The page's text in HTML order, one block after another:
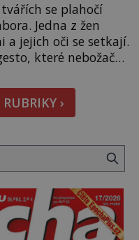
se plahočí
Jedna z žen
a jejich oči se setkají.
které nebožačku
Mengele (1911–
zná každý,
[…]
›